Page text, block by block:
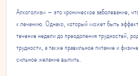
Алкоголизм – это хроническое заболевание,
к лечению. Однако, который может быть
течение недели до преодоления трудностей,
трудности, а также правильное питание и
сильное желание выпить.